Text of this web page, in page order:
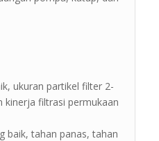
ukuran partikel filter 2-
kinerja filtrasi permukaan
baik, tahan panas, tahan